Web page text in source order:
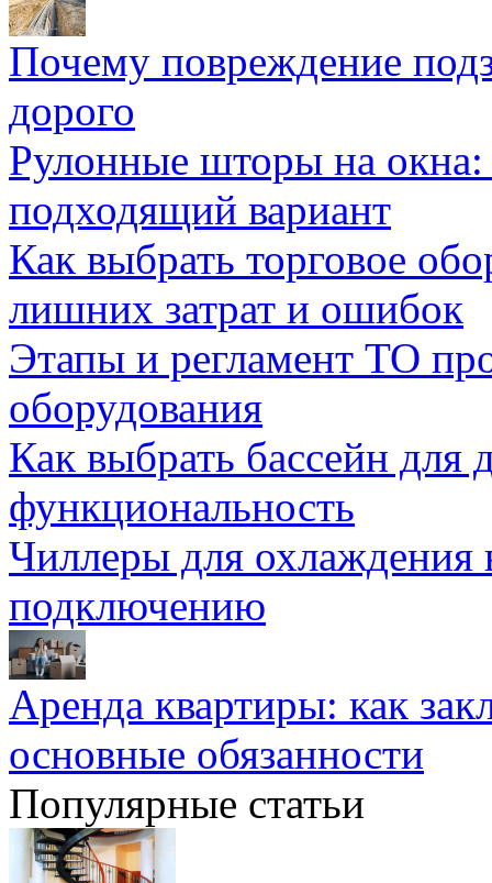
Почему повреждение
дорого
Рулонные шторы на
подходящий вариант
Как выбрать торговое
лишних затрат и ошибок
Этапы и регламент ТО
оборудования
Как выбрать бассейн для
функциональность
Чиллеры для охлаждения
подключению
Аренда квартиры: как
основные обязанности
Популярные статьи